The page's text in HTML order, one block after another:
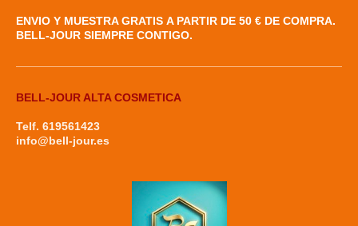
ENVIO Y MUESTRA GRATIS A PARTIR DE 50 € DE COMPRA.
BELL-JOUR SIEMPRE CONTIGO.
BELL-JOUR ALTA COSMETICA
Telf. 619561423
info@bell-jour.es